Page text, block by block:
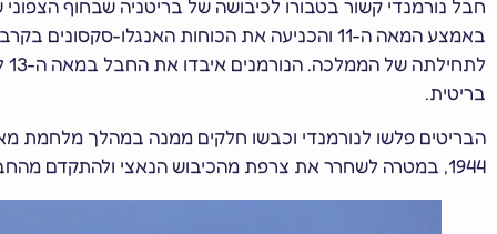
חבל נורמנדי קשור בטבורו לכיבושה של בריטניה שבחוף
באמצע המאה ה-11 והכניעה את הכוחות
בריטית.
1944, במטרה לשחרר את צרפת מהכיבוש הנאצי ולהתקדם מהחבל אל תוך גרמניה עצמה.